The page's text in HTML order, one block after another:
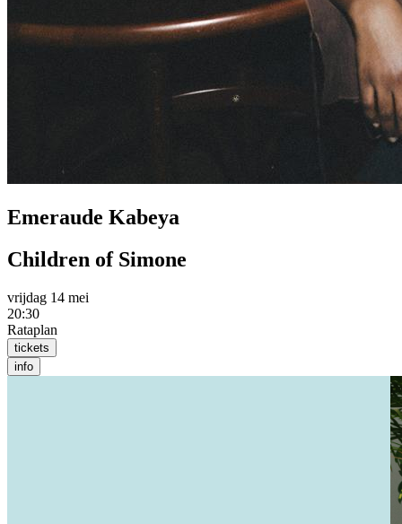
Emeraude Kabeya
Children of Simone
vrijdag 14 mei
20:30
Rataplan
tickets
info